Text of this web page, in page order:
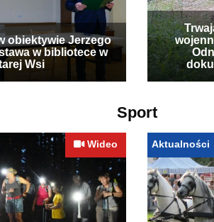
obiektywie Jerzego
w bibliotece w
Wsi
Sport
Wideo Aktualności